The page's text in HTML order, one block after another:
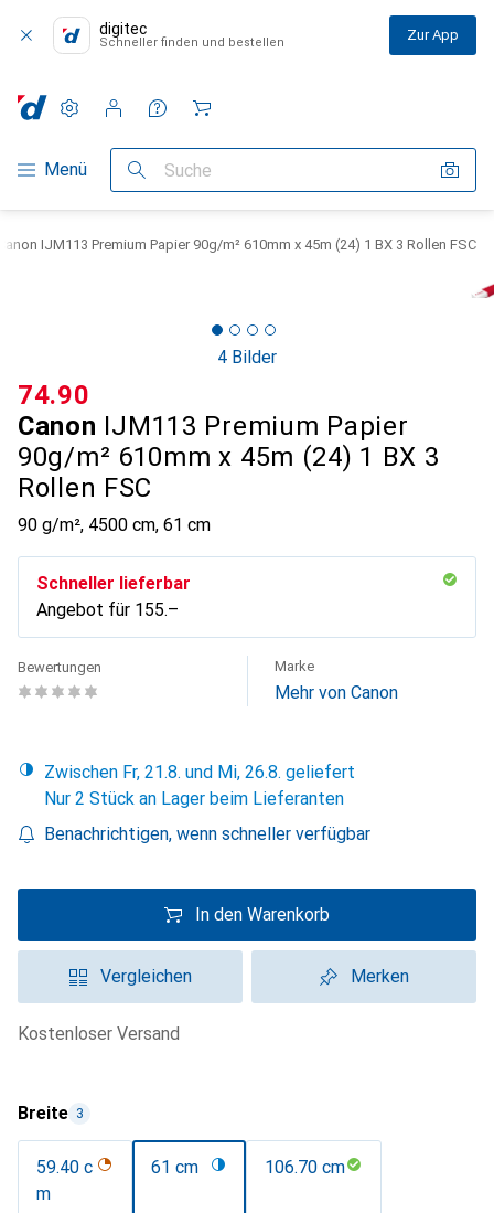
digitec
Schneller finden und bestellen Zur App
Navigation nach Kategorien
Menü Suche
Einstellungen
Kundenkonto
Vergleichslisten
Merklisten
Warenkorb
IJM113 Premium Papier 90g/m² 610mm x 45m (24) 1 BX 3 Rollen FSC
4 Bilder
Canon IJM113 Premium Papier
90g/m² 610mm x 45m (24) 1 BX 3
Rollen FSC
90 g/m², 4500 cm, 61 cm
CHF
74.90
Schneller lieferbar
Angebot für CHF
155.–
Bewertungen Marke
Mehr von Canon
Zwischen Fr, 21.8. und Mi, 26.8. geliefert
Nur 2 Stück an Lager beim Lieferanten
Benachrichtigen, wenn schneller verfügbar
In den Warenkorb
Vergleichen Merken
kostenloser Versand
Breite 3
59.40 c
m
61 cm 106.70 cm